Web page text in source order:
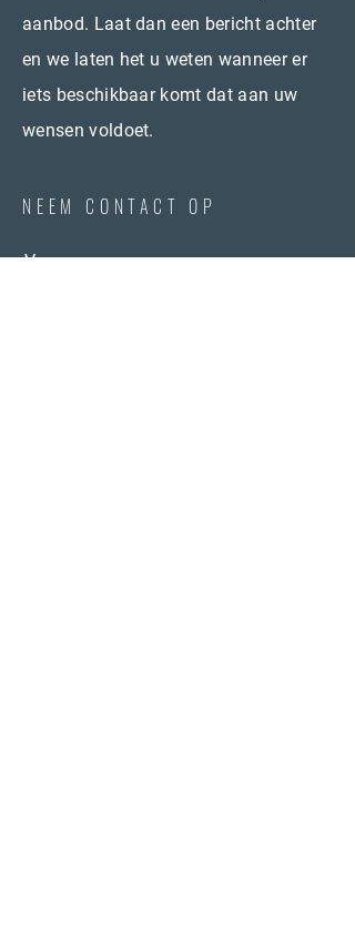
aanbod. Laat dan een bericht achter
en we laten het u weten wanneer er
iets beschikbaar komt dat aan uw
wensen voldoet.
NEEM CONTACT OP
Voornaam